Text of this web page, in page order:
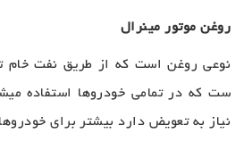
روغن موتور مینرال
نوعی روغن است که از طریق نفت خام
ست که در تمامی خودروها استفاده
نیاز به تعویض دارد بیشتر برای